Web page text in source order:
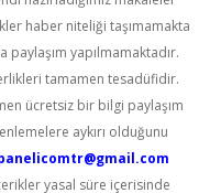
haber niteliği taşımamakta
paylaşım yapılmamaktadır.
tamamen tesadüfidir.
ücretsiz bir bilgi paylaşım
aykırı olduğunu
yasal süre içerisinde